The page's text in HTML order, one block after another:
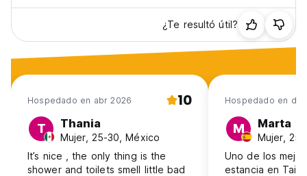
¿Te resultó útil?
Hospedado en abr 2026 10
T Thania
Mujer, 25-30, México
It’s nice , the only thing is the
shower and toilets smell little bad
Hospedado en dic
M Marta
Mujer, 25-
Uno de los
estancia en